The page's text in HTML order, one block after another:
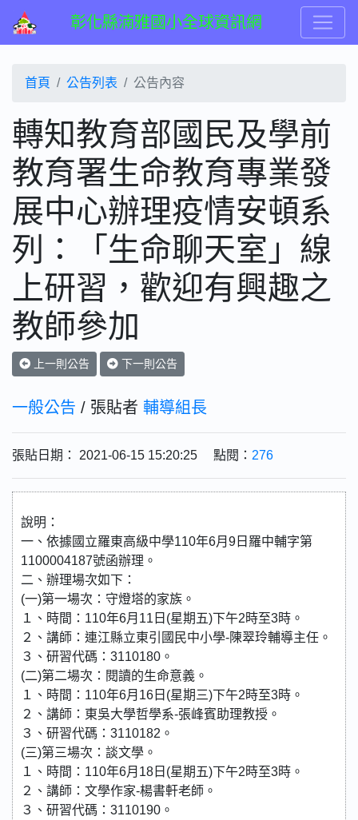
彰化縣湳雅國小全球資訊網
首頁 公告列表 公告內容
轉知教育部國民及學前
教育署生命教育專業發
展中心辦理疫情安頓系
列：「生命聊天室」線
上研習，歡迎有興趣之
教師參加
上一則公告 下一則公告
一般公告 / 張貼者 輔導組長
張貼日期： 2021-06-15 15:20:25 點閱： 276
說明：
一、依據國立羅東高級中學110年6月9日羅中輔字第
1100004187號函辦理。
二、辦理場次如下：
(一)第一場次：守燈塔的家族。
１、時間：110年6月11日(星期五)下午2時至3時。
２、講師：連江縣立東引國民中小學-陳翠玲輔導主任。
３、研習代碼：3110180。
(二)第二場次：閱讀的生命意義。
１、時間：110年6月16日(星期三)下午2時至3時。
２、講師：東吳大學哲學系-張峰賓助理教授。
３、研習代碼：3110182。
(三)第三場次：談文學。
１、時間：110年6月18日(星期五)下午2時至3時。
２、講師：文學作家-楊書軒老師。
３、研習代碼：3110190。